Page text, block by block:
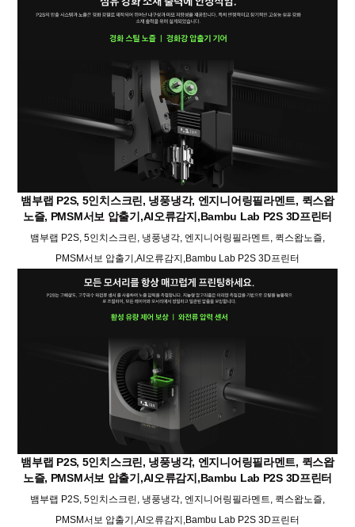
뱀부랩 P2S, 5인치스크린, 냉풍냉각, 엔지니어링필라멘트, 퀵스왑
노즐, PMSM서보 압출기,AI오류감지,Bambu Lab P2S 3D프린터
뱀부랩 P2S, 5인치스크린, 냉풍냉각, 엔지니어링필라멘트, 퀵스왑노즐,
PMSM서보 압출기,AI오류감지,Bambu Lab P2S 3D프린터
뱀부랩 P2S, 5인치스크린, 냉풍냉각, 엔지니어링필라멘트, 퀵스왑
노즐, PMSM서보 압출기,AI오류감지,Bambu Lab P2S 3D프린터
뱀부랩 P2S, 5인치스크린, 냉풍냉각, 엔지니어링필라멘트, 퀵스왑노즐,
PMSM서보 압출기,AI오류감지,Bambu Lab P2S 3D프린터